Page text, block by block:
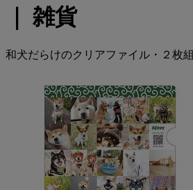
｜ 雑貨
和犬だらけのクリアファイル・２枚組